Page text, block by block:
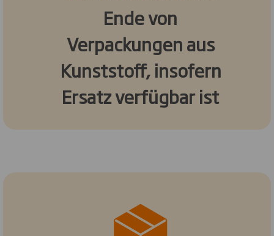
Ende von
Verpackungen aus
Kunststoff, insofern
Ersatz verfügbar ist